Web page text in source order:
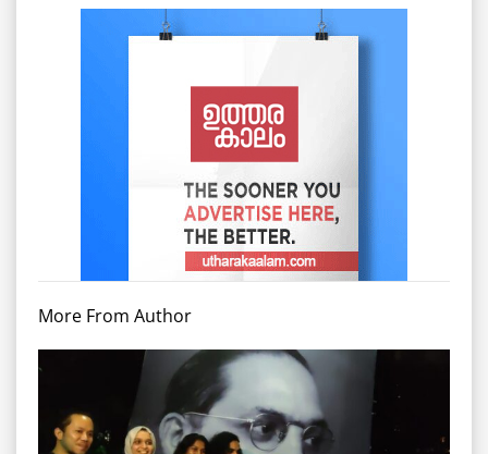
More From Author